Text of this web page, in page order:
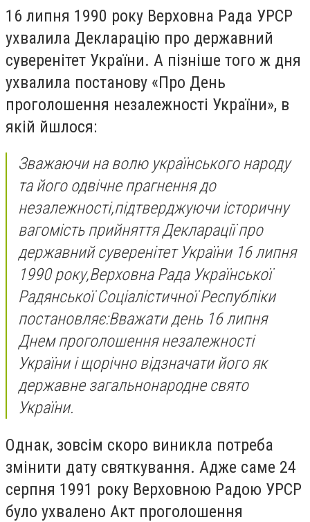
16 липня 1990 року Верховна Рада УРСР
ухвалила Декларацію про державний
суверенітет України. А пізніше того ж дня
ухвалила постанову «Про День
проголошення незалежності України», в
якій йшлося:
Зважаючи на волю українського народу
та його одвічне прагнення до
незалежності,підтверджуючи історичну
вагомість прийняття Декларації про
державний суверенітет України 16 липня
1990 року,Верховна Рада Української
Радянської Соціалістичної Республіки
постановляє:Вважати день 16 липня
Днем проголошення незалежності
України і щорічно відзначати його як
державне загальнонародне свято
України.
Однак, зовсім скоро виникла потреба
змінити дату святкування. Адже саме 24
серпня 1991 року Верховною Радою УРСР
було ухвалено Акт проголошення